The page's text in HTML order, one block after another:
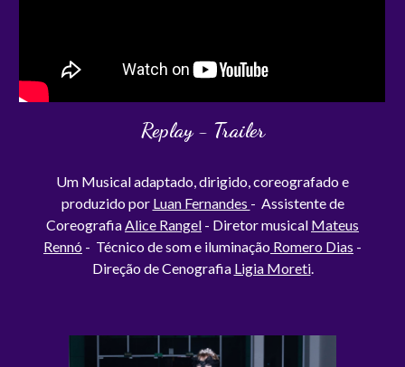
Replay- Trailer
Um Musical adaptado, dirigido, coreografado e
produzido por Luan Fernandes - Assistente de
Coreografia Alice Rangel - Diretor musical Mateus
Rennó - Técnico de som e iluminação Romero Dias -
Direção de Cenografia Ligia Moreti.